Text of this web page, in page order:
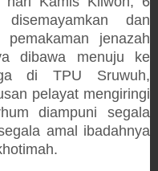
dan
jenazah
dibawa menuju ke
di TPU Sruwuh,
pelayat mengiringi
diampuni segala
amal ibadahnya